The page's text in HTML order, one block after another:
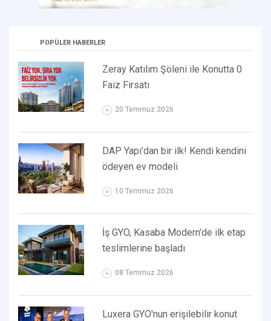
POPÜLER HABERLER
Zeray Katılım Şöleni ile Konutta 0
Faiz Fırsatı
20 Temmuz 2026
DAP Yapı’dan bir ilk! Kendi kendini
ödeyen ev modeli
10 Temmuz 2026
İş GYO, Kasaba Modern'de ilk etap
teslimlerine başladı
08 Temmuz 2026
Luxera GYO'nun erişilebilir konut